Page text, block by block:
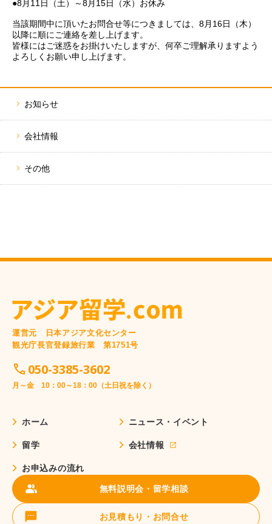
留学について 国で選ぶ お申込みの流れ
短期・長期留学
パッケージプラ
ニュース イベント TOPICS
お知らせ
会社情報
その他
●8月11日（土）～8月15日（水）お休み
当該期間中に頂いたお問合せ等につきましては、8月16日（木）
以降に順にご連絡を差し上げます。
皆様にはご迷惑をお掛けいたしますが、何卒ご理解承りますよう
よろしくお願い申し上げます。
運営元 日本アジア文化センター
観光庁長官登録旅行業 第1751号
050-3385-3602
月～金 10：00～18：00（土日祝を除く）
ホーム
留学
お申込みの流れ
ニュース・イベント
会社情報
無料説明会・留学相談
お見積もり・お問合せ